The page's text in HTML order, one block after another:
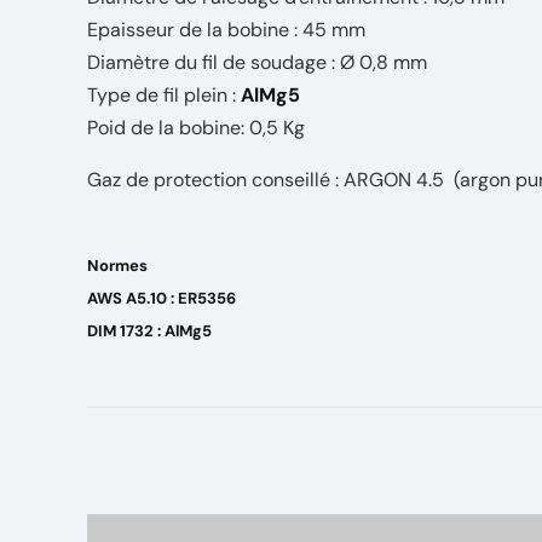
Epaisseur de la bobine : 45 mm
Diamètre du fil de soudage : Ø 0,8 mm
Type de fil plein :AlMg5
Poid de la bobine: 0,5 Kg
Gaz de protection conseillé : ARGON 4.5 (argon
Normes
AWS A5.10 : ER5356
DIM 1732 : AlMg5